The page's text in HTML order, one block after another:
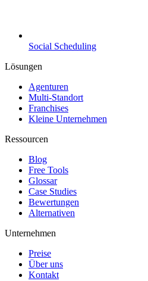
Social Scheduling
Lösungen
Agenturen
Multi-Standort
Franchises
Kleine Unternehmen
Ressourcen
Blog
Free Tools
Glossar
Case Studies
Bewertungen
Alternativen
Unternehmen
Preise
Über uns
Kontakt